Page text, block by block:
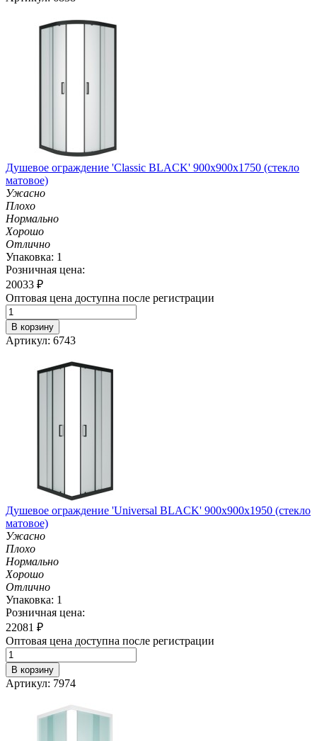
Душевое ограждение 'Classic BLACK' 900х900х1750 (стекло
матовое)
Ужасно
Плохо
Нормально
Хорошо
Отлично
Упаковка: 1
Розничная цена:
20033 ₽
Оптовая цена доступна после регистрации
В корзину
Артикул: 6743
Душевое ограждение 'Universal BLACK' 900х900х1950 (стекло
матовое)
Ужасно
Плохо
Нормально
Хорошо
Отлично
Упаковка: 1
Розничная цена:
22081 ₽
Оптовая цена доступна после регистрации
В корзину
Артикул: 7974